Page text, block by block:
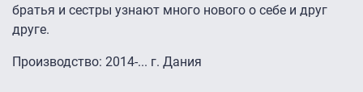
братья и сестры узнают много нового о себе и друг
друге.
Производство: 2014-... г. Дания